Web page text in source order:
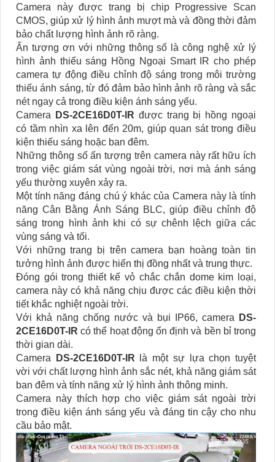
Camera này được trang bị chip Progressive Scan
CMOS, giúp xử lý hình ảnh mượt mà và đồng thời đảm
bảo chất lượng hình ảnh rõ ràng.
Ấn tượng ơn với những thông số là công nghệ xử lý
hình ảnh thiếu sáng Hồng Ngoại Smart IR cho phép
camera tự động điều chỉnh độ sáng trong môi trường
thiếu ánh sáng, từ đó đảm bảo hình ảnh rõ ràng và sắc
nét ngay cả trong điều kiện ánh sáng yếu.
Camera
DS-2CE16D0T-IR được trang bị hồng ngoại
có tầm nhìn xa lên đến 20m, giúp quan sát trong điều
kiện thiếu sáng hoặc ban đêm.
Những thông số ấn tượng trên camera này rất hữu ích
trong việc giám sát vùng ngoài trời, nơi mà ánh sáng
yếu thường xuyên xảy ra.
Một tính năng đáng chú ý khác của Camera này là tính
năng Cân Bằng Ánh Sáng BLC, giúp điều chỉnh độ
sáng trong hình ảnh khi có sự chênh lệch giữa các
vùng sáng và tối.
Với những trang bị trên camera bạn hoàng toàn tin
tưởng hình ảnh được hiển thị đồng nhất và trung thực.
Đóng gói trong thiết kế vỏ chắc chắn dome kim loại,
camera này có khả năng chịu được các điều kiện thời
tiết khắc nghiệt ngoài trời.
Với khả năng chống nước và bụi IP66, camera
DS-
2CE16D0T-IR có thể hoạt động ổn định và bền bỉ trong
thời gian dài.
Camera
DS-2CE16D0T-IR là một sự lựa chọn tuyệt
vời với chất lượng hình ảnh sắc nét, khả năng giám sát
ban đêm và tính năng xử lý hình ảnh thông minh.
Camera này thích hợp cho việc giám sát ngoài trời
trong điều kiện ánh sáng yếu và đáng tin cậy cho nhu
cầu bảo mật.